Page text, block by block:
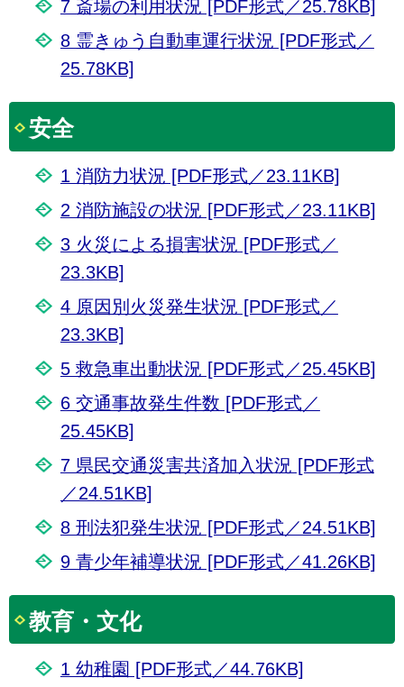
7 斎場の利用状況 [PDF形式／25.78KB]
8 霊きゅう自動車運行状況 [PDF形式／
25.78KB]
安全
1 消防力状況 [PDF形式／23.11KB]
2 消防施設の状況 [PDF形式／23.11KB]
3 火災による損害状況 [PDF形式／
23.3KB]
4 原因別火災発生状況 [PDF形式／
23.3KB]
5 救急車出動状況 [PDF形式／25.45KB]
6 交通事故発生件数 [PDF形式／
25.45KB]
7 県民交通災害共済加入状況 [PDF形式
／24.51KB]
8 刑法犯発生状況 [PDF形式／24.51KB]
9 青少年補導状況 [PDF形式／41.26KB]
教育・文化
1 幼稚園 [PDF形式／44.76KB]